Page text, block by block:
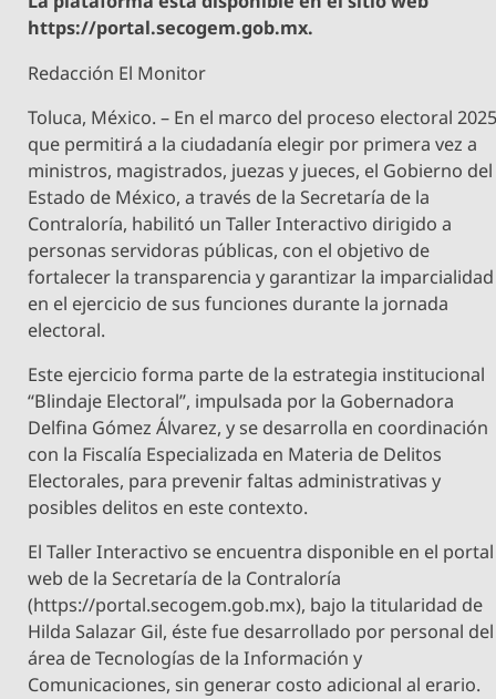
https://portal.secogem.gob.mx.
Redacción El Monitor
Toluca, México. – En el marco del proceso electoral
que permitirá a la ciudadanía elegir por primera vez a
ministros, magistrados, juezas y jueces, el Gobierno del
Estado de México, a través de la Secretaría de la
Contraloría, habilitó un Taller Interactivo dirigido a
personas servidoras públicas, con el objetivo de
fortalecer la transparencia y garantizar la imparcialidad
en el ejercicio de sus funciones durante la jornada
electoral.
Este ejercicio forma parte de la estrategia institucional
“Blindaje Electoral”, impulsada por la Gobernadora
Delfina Gómez Álvarez, y se desarrolla en coordinación
con la Fiscalía Especializada en Materia de Delitos
Electorales, para prevenir faltas administrativas y
posibles delitos en este contexto.
El Taller Interactivo se encuentra disponible en el portal
web de la Secretaría de la Contraloría
(https://portal.secogem.gob.mx), bajo la titularidad de
Hilda Salazar Gil, éste fue desarrollado por personal del
área de Tecnologías de la Información y
Comunicaciones, sin generar costo adicional al erario.